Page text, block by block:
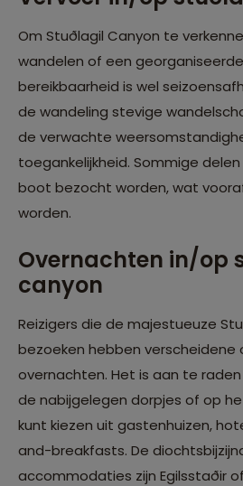
Om Stuðlagil Canyon te
wandelen of een
bereikbaarheid is wel
de wandeling stevige
de verwachte
toegankelijkheid. Sommige
boot bezocht worden, wat
worden.
Overnachten in/op
canyon
Reizigers die de majestueuze
bezoeken hebben verscheidene
overnachten. Het is aan te
de nabijgelegen dorpjes of op
kunt kiezen uit gastenhuizen,
and-breakfasts. De
accommodaties zijn Egilsstaðir